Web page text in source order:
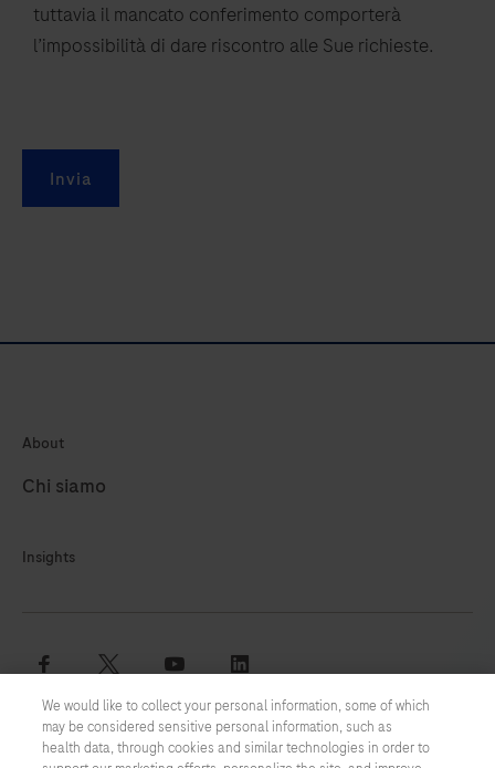
tuttavia il mancato conferimento comporterà
l’impossibilità di dare riscontro alle Sue richieste.
Invia
About
Chi siamo
Insights
facebook twitter youtube
Termini e condizioni
We would like to collect your personal information, some of which
may be considered sensitive personal information, such as
health data, through cookies and similar technologies in order to